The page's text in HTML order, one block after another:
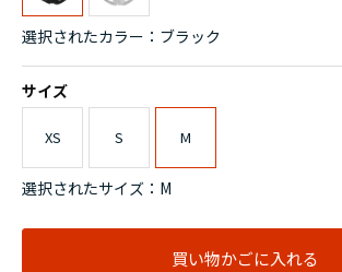
選択されたカラー：ブラック
サイズ
XS S M
選択されたサイズ：M
買い物かごに入れる